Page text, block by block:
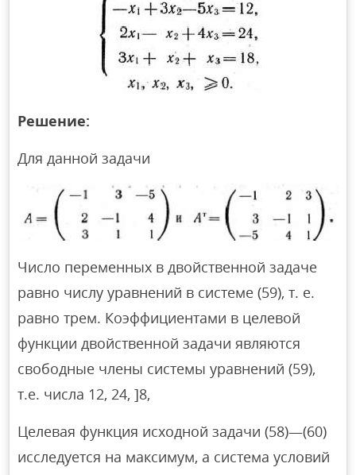
Решение:
Для данной задачи
Число переменных в двойственной задаче
равно числу уравнений в системе (59), т. е.
равно трем. Коэффициентами в целевой
функции двойственной задачи являются
свободные члены системы уравнений (59),
т.е. числа 12, 24, ]8,
Целевая функция исходной задачи (58)—(60)
исследуется на максимум, а система условий